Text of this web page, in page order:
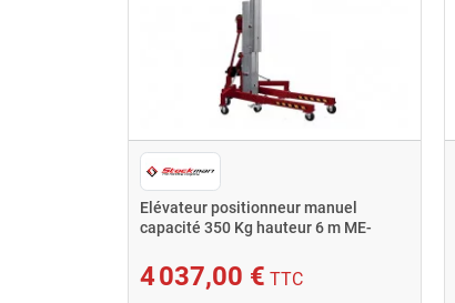
Elévateur positionneur manuel
capacité 350 Kg hauteur 6 m ME-
4 037,00 € TTC